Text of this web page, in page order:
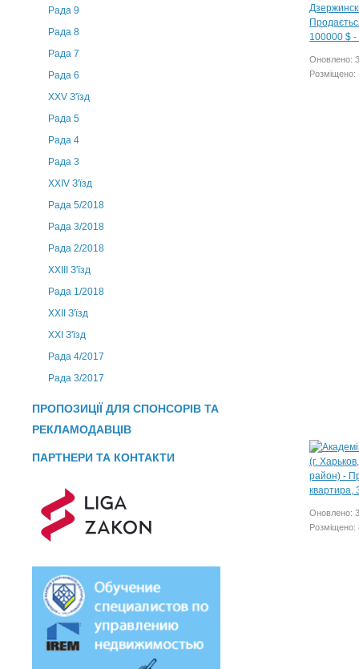
Рада 9
Рада 8
Рада 7
Рада 6
XXV З'їзд
Рада 5
Рада 4
Рада 3
ХХIV З'їзд
Рада 5/2018
Рада 3/2018
Рада 2/2018
XXIII З'їзд
Рада 1/2018
ХХІІ З'їзд
XXI З'їзд
Рада 4/2017
Рада 3/2017
ПРОПОЗИЦІЇ ДЛЯ СПОНСОРІВ ТА
РЕКЛАМОДАВЦІВ
ПАРТНЕРИ ТА КОНТАКТИ
Оновлено:
Розміщено:
Оновлено:
Розміщено: